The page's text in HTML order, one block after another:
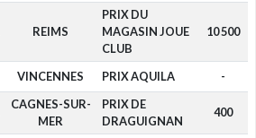
REIMS
PRIX DU
MAGASIN JOUE
CLUB
10 500
VINCENNES PRIX AQUILA -
CAGNES-SUR-
MER
PRIX DE
DRAGUIGNAN
400